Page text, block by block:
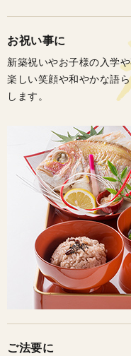
お祝い事に
新築祝いやお子様の入学
楽しい笑顔や和やかな語
します。
ご法要に